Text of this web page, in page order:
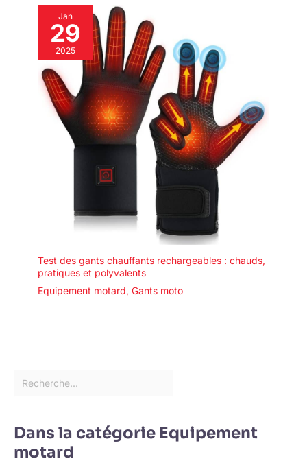
Jan
29
2025
Test des gants chauffants rechargeables : chauds,
pratiques et polyvalents
Equipement motard, Gants moto
Dans la catégorie Equipement
motard